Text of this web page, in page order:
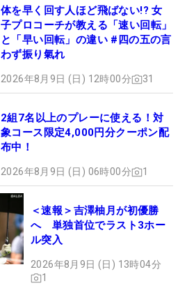
体を早く回す人ほど飛ばない!? 女
子プロコーチが教える「速い回転」
と「早い回転」の違い #四の五の言
わず振り氣れ
2026年8月9日 (日) 12時00分 31
2組7名以上のプレーに使える！対
象コース限定4,000円分クーポン配
布中！
2026年8月9日 (日) 06時00分 1
＜速報＞吉澤柚月が初優勝
へ 単独首位でラスト3ホー
ル突入
2026年8月9日 (日) 13時04分
1